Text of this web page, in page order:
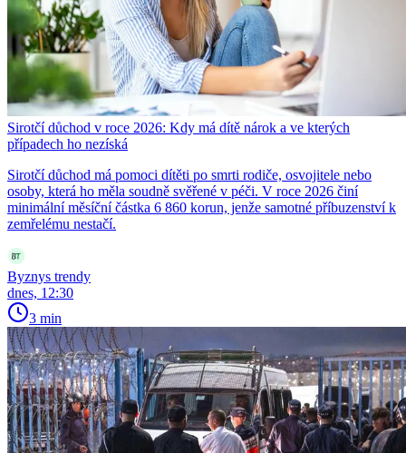
Sirotčí důchod v roce 2026: Kdy má dítě nárok a ve kterých
případech ho nezíská
Sirotčí důchod má pomoci dítěti po smrti rodiče, osvojitele nebo
osoby, která ho měla soudně svěřené v péči. V roce 2026 činí
minimální měsíční částka 6 860 korun, jenže samotné příbuzenství k
zemřelému nestačí.
Byznys trendy
dnes, 12:30
3 min